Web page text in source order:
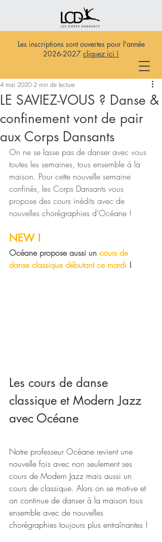
Les inscriptions sont ouvertes pour l'année
2026-2027 cliquez ici !
LE SAVIEZ-VOUS ? Danse &
confinement vont de pair
aux Corps Dansants
4 mai 2020 2 min de lecture
On ne se lasse pas de danser avec vous
toutes les semaines, tous ensemble à la
maison. Pour cette nouvelle semaine
confinés, les Corps Dansants vous
propose des cours inédits avec de
nouvelles chorégraphies d'Océane !
NEW !
Océane propose aussi un cours de
danse classique débutant ce mardi !
Les cours de danse
classique et Modern Jazz
avec Océane
Notre professeur Océane revient une
nouvelle fois avec non seulement ses
cours de Modern Jazz mais aussi un
cours de classique. Alors on se motive et
on continue de danser à la maison tous
ensemble avec de nouvelles
chorégraphies toujours plus entraînantes !